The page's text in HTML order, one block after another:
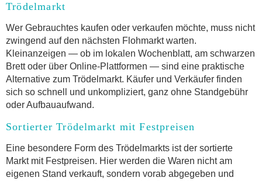
Trödelmarkt
Wer Gebrauchtes kaufen oder verkaufen möchte, muss nicht
zwingend auf den nächsten Flohmarkt warten.
Kleinanzeigen — ob im lokalen Wochenblatt, am schwarzen
Brett oder über Online-Plattformen — sind eine praktische
Alternative zum Trödelmarkt. Käufer und Verkäufer finden
sich so schnell und unkompliziert, ganz ohne Standgebühr
oder Aufbauaufwand.
Sortierter Trödelmarkt mit Festpreisen
Eine besondere Form des Trödelmarkts ist der sortierte
Markt mit Festpreisen. Hier werden die Waren nicht am
eigenen Stand verkauft, sondern vorab abgegeben und